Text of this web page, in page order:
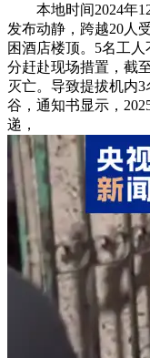
本地时间2024年12
发布动静，跨越20人
困酒店楼顶。5名工
分赶赴现场措置，截
灭亡。导致提拔机内
谷，通知书显示，
递，